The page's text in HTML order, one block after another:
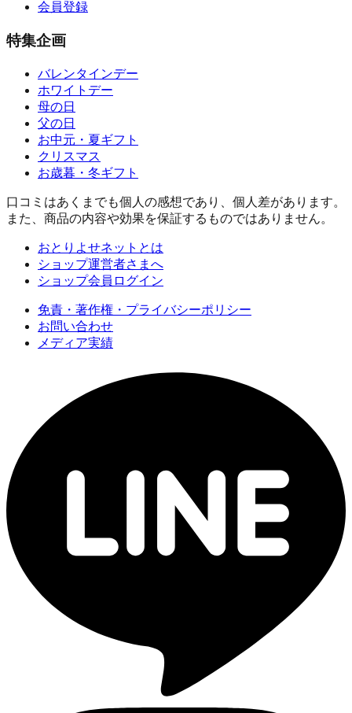
会員登録
特集企画
バレンタインデー
ホワイトデー
母の日
父の日
お中元・夏ギフト
クリスマス
お歳暮・冬ギフト
口コミはあくまでも個人の感想であり、個人差があります。
また、商品の内容や効果を保証するものではありません。
おとりよせネットとは
ショップ運営者さまへ
ショップ会員ログイン
免責・著作権・プライバシーポリシー
お問い合わせ
メディア実績